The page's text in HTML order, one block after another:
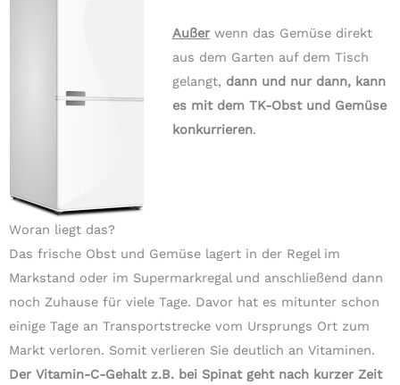
Außerwenn das Gemüse direkt
aus dem Garten auf dem Tisch
gelangt, dann und nur dann, kann
es mit dem TK-Obst und Gemüse
konkurrieren.
Woran liegt das?
Das frische Obst und Gemüse lagert in der Regel im
Markstand oder im Supermarkregal und anschließend dann
noch Zuhause für viele Tage. Davor hat es mitunter schon
einige Tage an Transportstrecke vom Ursprungs Ort zum
Markt verloren. Somit verlieren Sie deutlich an Vitaminen.
Der Vitamin-C-Gehalt z.B. bei Spinat geht nach kurzer Zeit